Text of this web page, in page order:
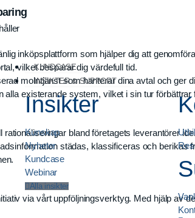
KUNDCASE
INSIKTER & SUPPORT
Insikter
Kunskap
Nyheter
Kundcase
Webinar
Alla insikter
inköpsplattform som hjälper dig att
vilket besparar dig värdefull tid.
molntjänst som hanterar dina avtal och ger
alla existerande system, vilket i sin tur
bland företagets leverantörer
städas, klassificeras och
via vårt uppföljningsverktyg. Med hjälp av